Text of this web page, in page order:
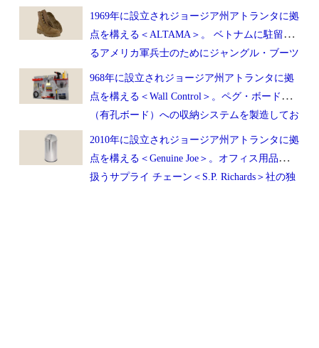
1969年に設立されジョージア州アトランタに拠
点を構える＜ALTAMA＞。 ベトナムに駐留す
るアメリカ軍兵士のためにジャングル・ブーツ
を製造したことにより事業が発展。アメリカ軍
へのタクティカルブーツ・ブーツの納品実績は
35年を超えており、アメリカ国防総省のプライ
968年に設立されジョージア州アトランタに拠
点を構える＜Wall Control＞。ペグ・ボード
（有孔ボード）への収納システムを製造してお
り、家族経営として3世代に渡り＜Made in the
U.S.A.＞を掲げております。
2010年に設立されジョージア州アトランタに拠
点を構える＜Genuine Joe＞。オフィス用品を取
扱うサプライ チェーン＜S.P. Richards＞社の独